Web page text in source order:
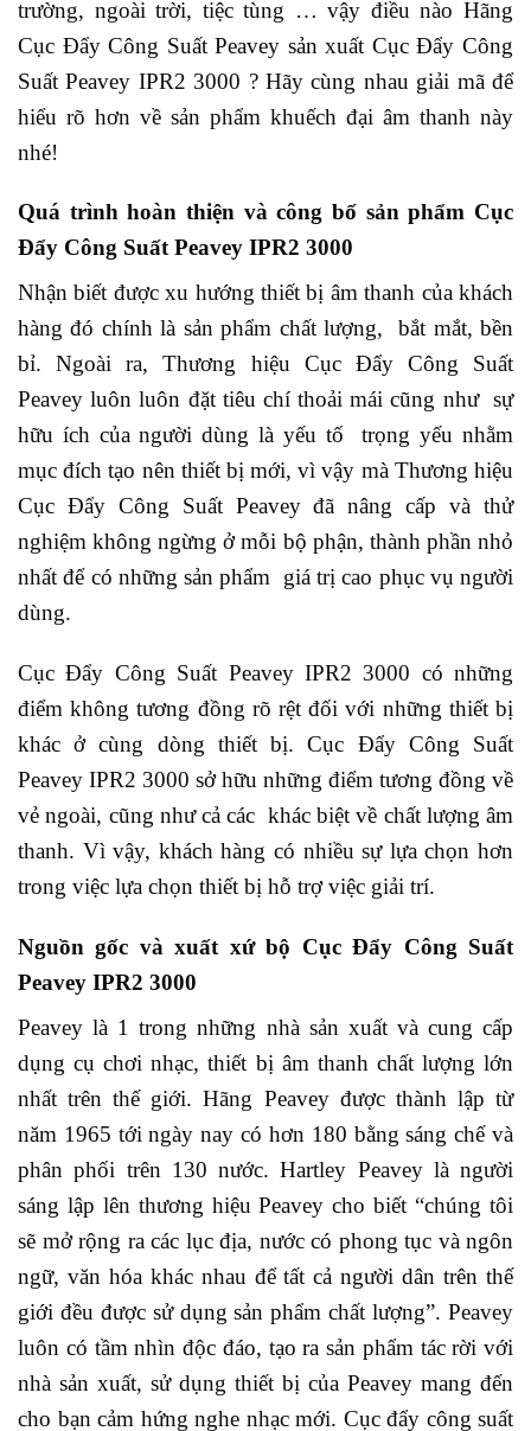
trường, ngoài trời, tiệc tùng … vậy điều nào Hãng
Cục Đẩy Công Suất Peavey sản xuất Cục Đẩy Công
Suất Peavey IPR2 3000 ? Hãy cùng nhau giải mã để
hiểu rõ hơn về sản phẩm khuếch đại âm thanh này
nhé!
Quá trình hoàn thiện và công bố sản phẩm Cục
Đẩy Công Suất Peavey IPR2 3000
Nhận biết được xu hướng thiết bị âm thanh của khách
hàng đó chính là sản phẩm chất lượng, bắt mắt, bền
bỉ. Ngoài ra, Thương hiệu Cục Đẩy Công Suất
Peavey luôn luôn đặt tiêu chí thoải mái cũng như sự
hữu ích của người dùng là yếu tố trọng yếu nhằm
mục đích tạo nên thiết bị mới, vì vậy mà Thương hiệu
Cục Đẩy Công Suất Peavey đã nâng cấp và thử
nghiệm không ngừng ở mỗi bộ phận, thành phần nhỏ
nhất để có những sản phẩm giá trị cao phục vụ người
dùng.
Cục Đẩy Công Suất Peavey IPR2 3000 có những
điểm không tương đồng rõ rệt đối với những thiết bị
khác ở cùng dòng thiết bị. Cục Đẩy Công Suất
Peavey IPR2 3000 sở hữu những điểm tương đồng về
vẻ ngoài, cũng như cả các khác biệt về chất lượng âm
thanh. Vì vậy, khách hàng có nhiều sự lựa chọn hơn
trong việc lựa chọn thiết bị hỗ trợ việc giải trí.
Nguồn gốc và xuất xứ bộ Cục Đẩy Công Suất
Peavey IPR2 3000
Peavey là 1 trong những nhà sản xuất và cung cấp
dụng cụ chơi nhạc, thiết bị âm thanh chất lượng lớn
nhất trên thế giới. Hãng Peavey được thành lập từ
năm 1965 tới ngày nay có hơn 180 bằng sáng chế và
phân phối trên 130 nước. Hartley Peavey là người
sáng lập lên thương hiệu Peavey cho biết “chúng tôi
sẽ mở rộng ra các lục địa, nước có phong tục và ngôn
ngữ, văn hóa khác nhau để tất cả người dân trên thế
giới đều được sử dụng sản phẩm chất lượng”. Peavey
luôn có tầm nhìn độc đáo, tạo ra sản phẩm tác rời với
nhà sản xuất, sử dụng thiết bị của Peavey mang đến
cho bạn cảm hứng nghe nhạc mới. Cục đẩy công suất